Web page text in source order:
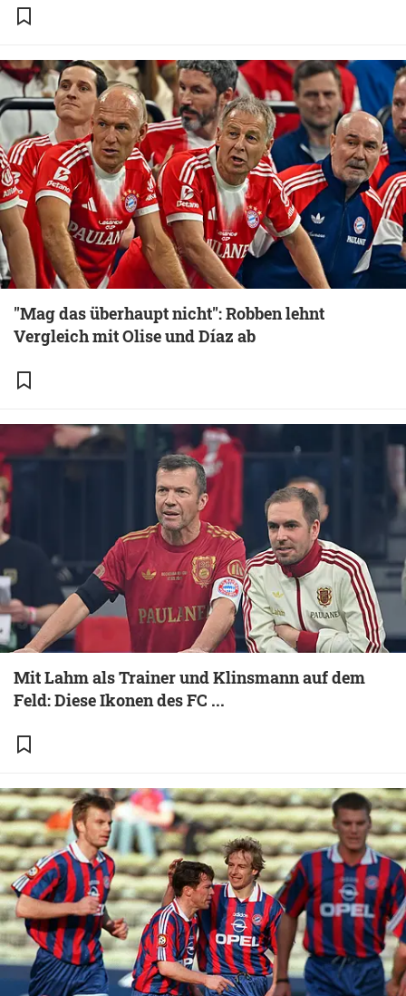
"Mag das überhaupt nicht": Robben lehnt
Vergleich mit Olise und Díaz ab
Mit Lahm als Trainer und Klinsmann auf dem
Feld: Diese Ikonen des FC ...